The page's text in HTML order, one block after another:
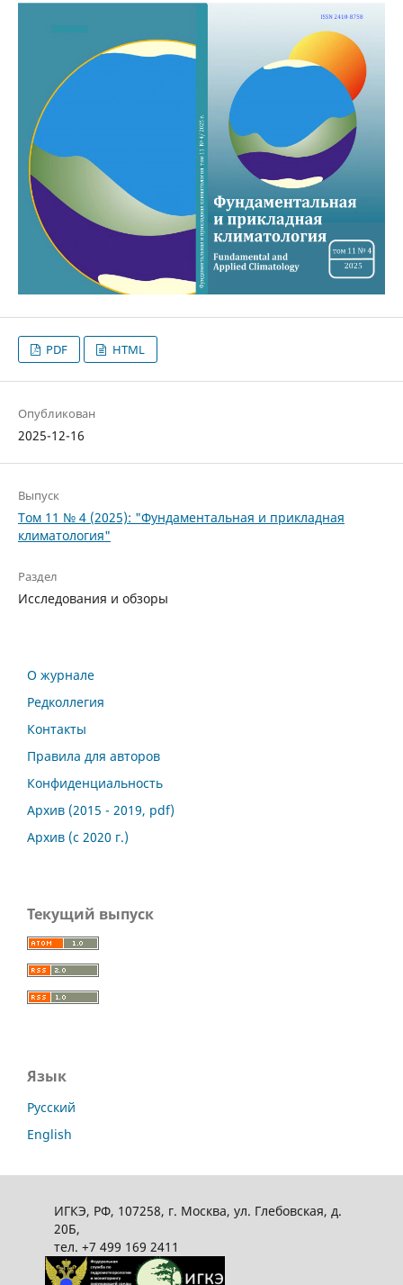
PDF HTML
Опубликован
2025-12-16
Выпуск
Том 11 № 4 (2025): "Фундаментальная и прикладная
климатология"
Раздел
Исследования и обзоры
О журнале
Редколлегия
Контакты
Правила для авторов
Конфиденциальность
Архив (2015 - 2019, pdf)
Архив (с 2020 г.)
Текущий выпуск
Язык
Русский
English
ИГКЭ, РФ, 107258, г. Москва, ул. Глебовская, д.
20Б,
тел. +7 499 169 2411